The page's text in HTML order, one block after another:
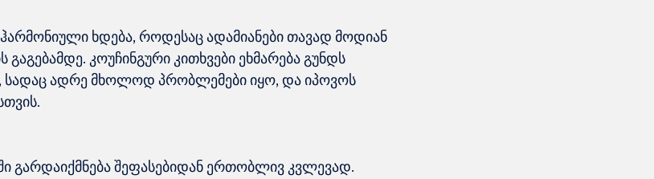
ხდება, როდესაც ადამიანები თავად მოდიან
კოუჩინგური კითხვები ეხმარება გუნდს
სადაც ადრე მხოლოდ პრობლემები იყო, და იპოვოს
გარდაიქმნება შეფასებიდან ერთობლივ კვლევად.